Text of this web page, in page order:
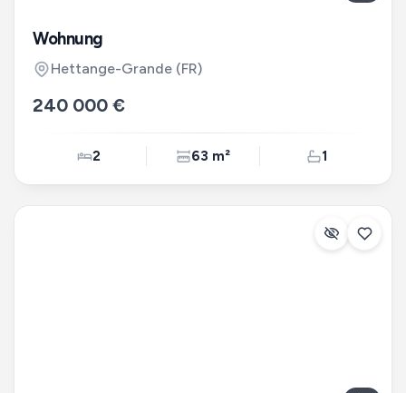
Wohnung
Hettange-Grande (FR)
240 000 €
2 63 m² 1